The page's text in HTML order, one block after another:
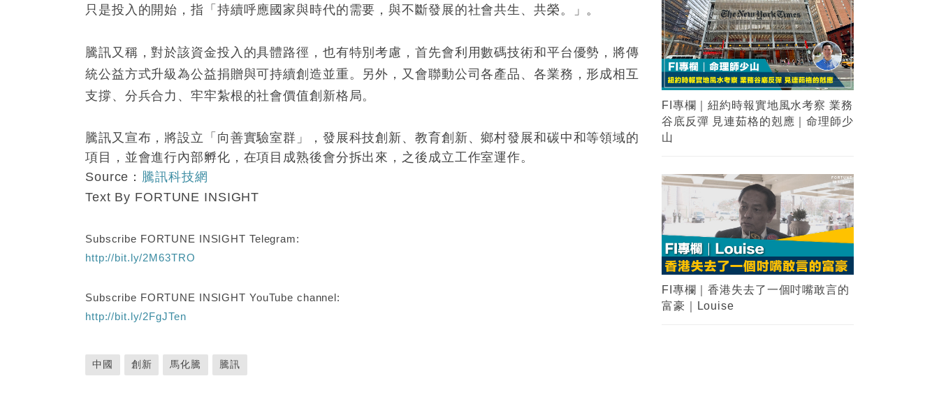
只是投入的開始，指「持續呼應國家與時代的需要，與不斷發展的社會共生、共榮。」。
騰訊又稱，對於該資金投入的具體路徑，也有特別考慮，首先會利用數碼技術和平台優勢，將傳
統公益方式升級為公益捐贈與可持續創造並重。另外，又會聯動公司各產品、各業務，形成相互
支撐、分兵合力、牢牢紮根的社會價值創新格局。
騰訊又宣布，將設立「向善實驗室群」，發展科技創新、教育創新、鄉村發展和碳中和等領域的
項目，並會進行內部孵化，在項目成熟後會分拆出來，之後成立工作室運作。
Source： 騰訊科技網
Text By FORTUNE INSIGHT
Subscribe FORTUNE INSIGHT Telegram:
http://bit.ly/2M63TRO
Subscribe FORTUNE INSIGHT YouTube channel:
http://bit.ly/2FgJTen
中國 創新 馬化騰 騰訊